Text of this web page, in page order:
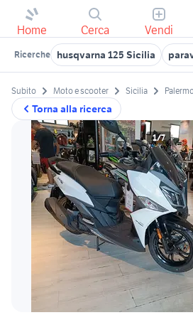
Home Cerca Vendi
Ricerche husqvarna 125 Sicilia
Torna alla ricerca
Subito Moto e scooter Sicilia
1/7